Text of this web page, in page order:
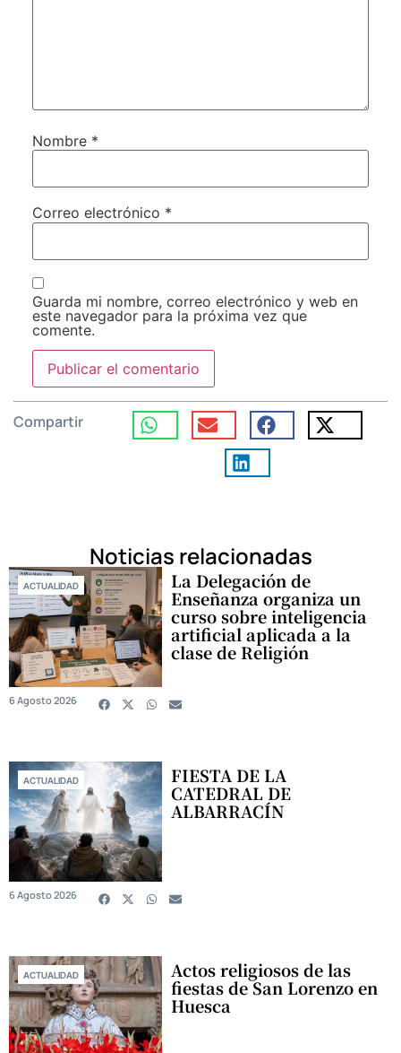
Nombre *
Correo electrónico *
Guarda mi nombre, correo electrónico y web en
este navegador para la próxima vez que
comente.
Compartir
Noticias relacionadas
ACTUALIDAD La Delegación de
Enseñanza organiza un
curso sobre inteligencia
artificial aplicada a la
clase de Religión
6 Agosto 2026
ACTUALIDAD FIESTA DE LA
CATEDRAL DE
ALBARRACÍN
6 Agosto 2026
ACTUALIDAD Actos religiosos de las
fiestas de San Lorenzo en
Huesca